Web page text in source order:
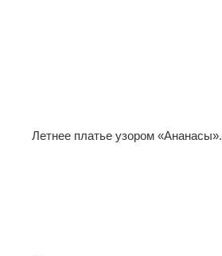
Летнее платье узором «Ананасы».